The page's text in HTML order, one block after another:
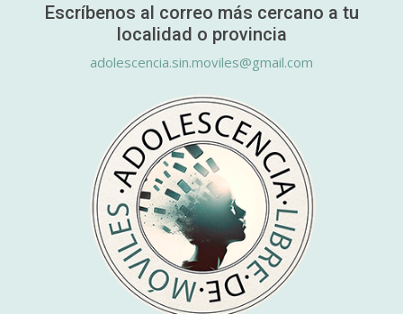
Escríbenos al correo más cercano a tu
localidad o provincia
adolescencia.sin.moviles@gmail.com